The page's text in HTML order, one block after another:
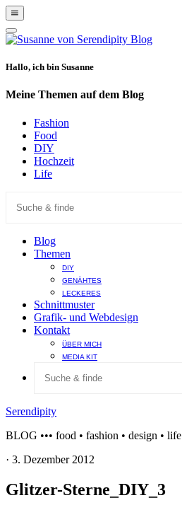
Show
Offscreen
Content
Hide
Offscreen
Hallo, ich bin Susanne
Meine Themen auf dem Blog
Fashion
Food
DIY
Hochzeit
Life
Blog
Themen
DIY
GENÄHTES
LECKERES
Schnittmuster
Grafik- und Webdesign
Kontakt
ÜBER MICH
MEDIA KIT
Serendipity
BLOG ••• food • fashion • design • life
· 3. Dezember 2012
Glitzer-Sterne_DIY_3